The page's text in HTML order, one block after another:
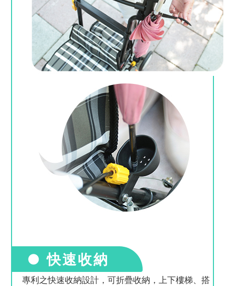
● 快速收納
專利之快速收納設計，可折疊收納，上下樓梯、搭